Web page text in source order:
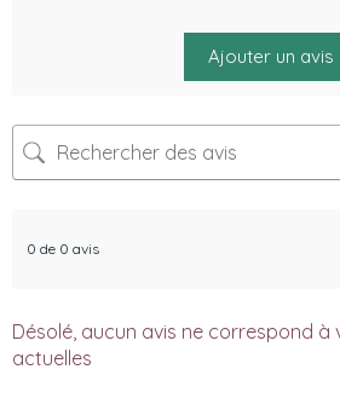
Ajouter un avis
0 de 0 avis
Désolé, aucun avis ne correspond à
actuelles